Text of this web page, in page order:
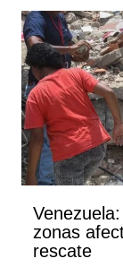
zonas
rescate